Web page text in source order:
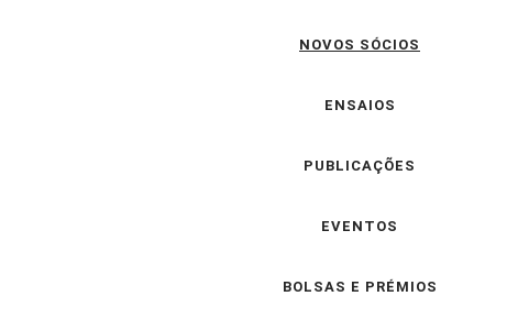
NOVOS SÓCIOS
ENSAIOS
PUBLICAÇÕES
EVENTOS
BOLSAS E PRÉMIOS